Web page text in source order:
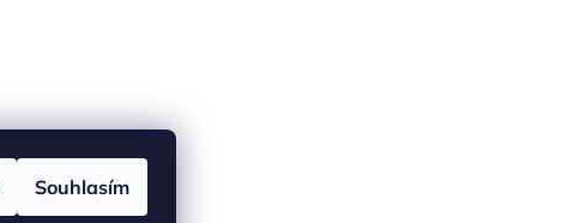
Souhlasím